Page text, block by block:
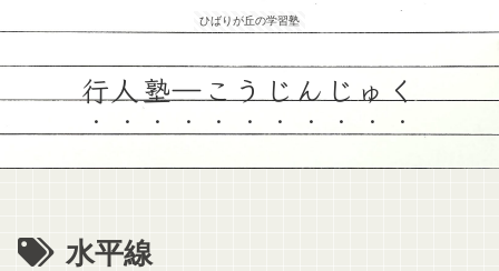
ひばりが丘の学習塾
行人塾―こうじんじゅく
水平線